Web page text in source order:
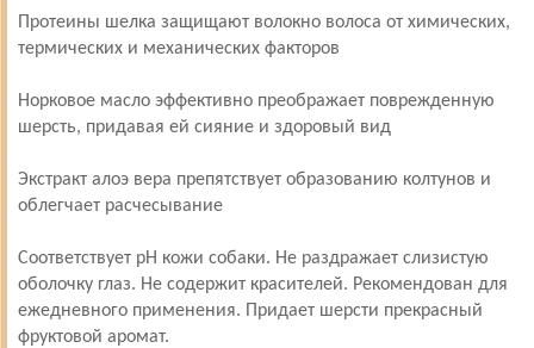
Протеины шелка защищают волокно волоса от химических,
термических и механических факторов
Норковое масло эффективно преображает поврежденную
шерсть, придавая ей сияние и здоровый вид
Экстракт алоэ вера препятствует образованию колтунов и
облегчает расчесывание
Соответствует pH кожи собаки. Не раздражает слизистую
оболочку глаз. Не содержит красителей. Рекомендован для
ежедневного применения. Придает шерсти прекрасный
фруктовой аромат.